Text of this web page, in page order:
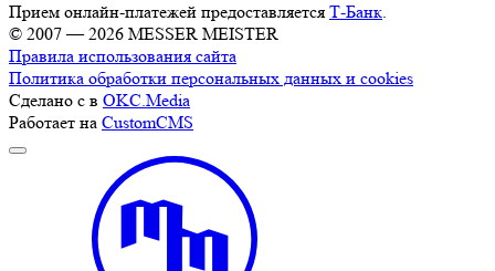
Прием онлайн-платежей предоставляется Т-Банк.
© 2007 — 2026 MESSER MEISTER
Правила использования сайта
Политика обработки персональных данных и cookies
Сделано с в OKC.Media
Работает на CustomCMS